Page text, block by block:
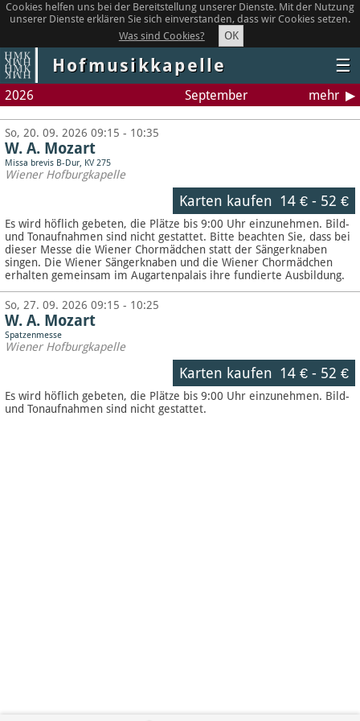
Cookies helfen uns bei der Bereitstellung unserer Dienste. Mit der Nutzung
unserer Dienste erklären Sie sich einverstanden, dass wir Cookies setzen.
Was sind Cookies?
OK
Hofmusikkapelle ☰
2026 September mehr
So, 20. 09. 2026 09:15 - 10:35
W. A. Mozart
Missa brevis B-Dur, KV 275
Wiener Hofburgkapelle
Karten kaufen 14 €- 52 €
Es wird höflich gebeten, die Plätze bis 9:00 Uhr einzunehmen. Bild-
und Tonaufnahmen sind nicht gestattet. Bitte beachten Sie, dass bei
dieser Messe die Wiener Chormädchen statt der Sängerknaben
singen. Die Wiener Sängerknaben und die Wiener Chormädchen
erhalten gemeinsam im Augartenpalais ihre fundierte Ausbildung.
So, 27. 09. 2026 09:15 - 10:25
W. A. Mozart
Spatzenmesse
Wiener Hofburgkapelle
Karten kaufen 14 €- 52 €
Es wird höflich gebeten, die Plätze bis 9:00 Uhr einzunehmen. Bild-
und Tonaufnahmen sind nicht gestattet.